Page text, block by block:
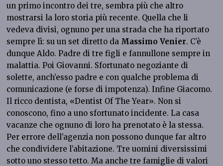
un primo incontro dei tre, sembra più che altro
mostrarsi la loro storia più recente. Quella che li
vedeva divisi, ognuno per una strada che ha riportato
sempre lì: su un set diretto da Massimo Venier. C’è
dunque Aldo. Padre di tre figli e fannullone sempre in
malattia. Poi Giovanni. Sfortunato negoziante di
solette, anch’esso padre e con qualche problema di
comunicazione (e forse di impotenza). Infine Giacomo.
Il ricco dentista, «Dentist Of The Year». Non si
conoscono, fino a uno sfortunato incidente. La casa
vacanze che ognuno di loro ha prenotato è la stessa.
Per errore dell’agenzia non possono dunque far altro
che condividere l’abitazione. Tre uomini diversissimi
sotto uno stesso tetto. Ma anche tre famiglie di valori